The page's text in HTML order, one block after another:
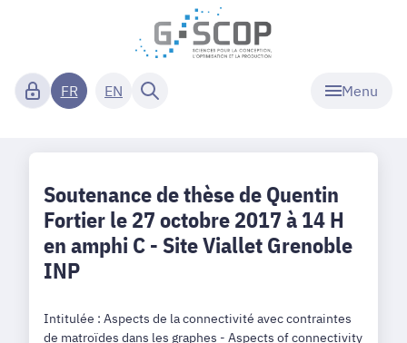
Menu
FR EN
Soutenance de thèse de Quentin
Fortier le 27 octobre 2017 à 14 H
en amphi C - Site Viallet Grenoble
INP
Intitulée : Aspects de la connectivité avec contraintes
de matroïdes dans les graphes - Aspects of connectivity